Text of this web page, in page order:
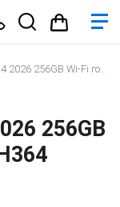
Apple iPad Air 11″ M4 2026 256GB Wi-Fi голубой (blue) MH364
256GB